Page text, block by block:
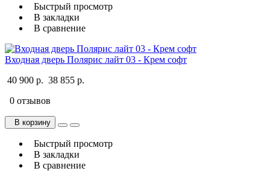
Быстрый просмотр
В закладки
В сравнение
Входная дверь Полярис лайт 03 - Крем софт
40 900 р. 38 855 р.
0 отзывов
В корзину
Быстрый просмотр
В закладки
В сравнение